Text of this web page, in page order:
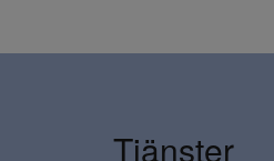
Tjänster